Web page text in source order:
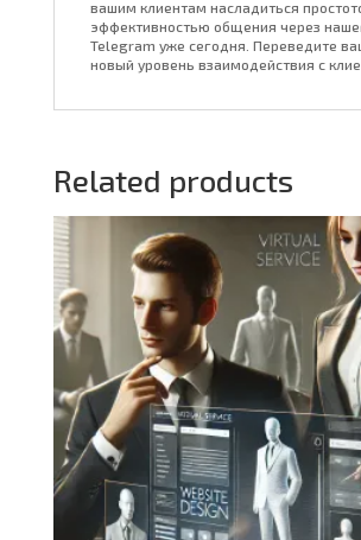
вашим клиентам насладиться
эффективностью общения через
Telegram уже сегодня. Переведите
новый уровень взаимодействия с
Related products